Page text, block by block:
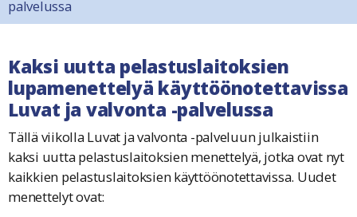
palvelussa
Kaksi uutta pelastuslaitoksien
lupamenettelyä käyttöönotettavissa
Luvat ja valvonta -palvelussa
Tällä viikolla Luvat ja valvonta -palveluun julkaistiin
kaksi uutta pelastuslaitoksien menettelyä, jotka ovat nyt
kaikkien pelastuslaitoksien käyttöönotettavissa. Uudet
menettelyt ovat: